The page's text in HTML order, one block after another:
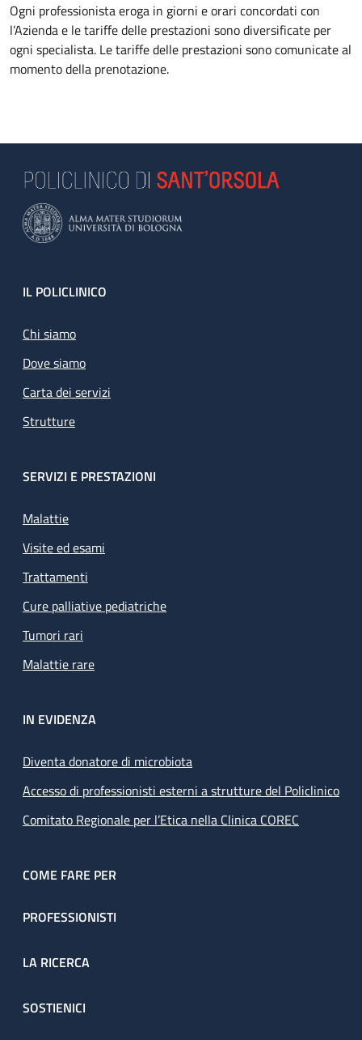
Ogni professionista eroga in giorni e orari concordati con
l’Azienda e le tariffe delle prestazioni sono diversificate per
ogni specialista. Le tariffe delle prestazioni sono comunicate al
momento della prenotazione.
Footer
IL POLICLINICO
Chi siamo
Dove siamo
Carta dei servizi
Strutture
SERVIZI E PRESTAZIONI
Malattie
Visite ed esami
Trattamenti
Cure palliative pediatriche
Tumori rari
Malattie rare
IN EVIDENZA
Diventa donatore di microbiota
Accesso di professionisti esterni a strutture del Policlinico
Comitato Regionale per l’Etica nella Clinica COREC
COME FARE PER
PROFESSIONISTI
LA RICERCA
SOSTIENICI